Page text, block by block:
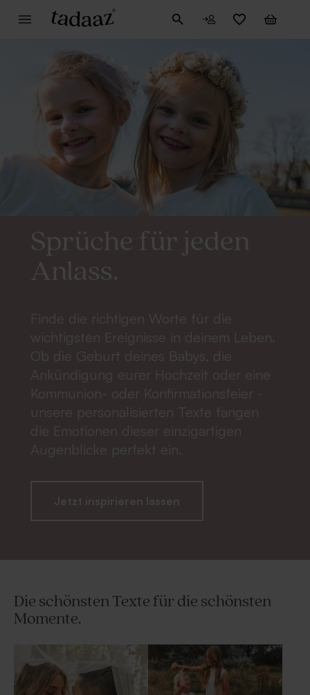
Sprüche für jeden
Anlass.
Finde die richtigen Worte für die
wichtigsten Ereignisse in deinem Leben.
Ob die Geburt deines Babys, die
Ankündigung eurer Hochzeit oder eine
Kommunion- oder Konfirmationsfeier -
unsere personalisierten Texte fangen
die Emotionen dieser einzigartigen
Augenblicke perfekt ein.
Jetzt inspirieren lassen
Die schönsten Texte für die schönsten
Momente.